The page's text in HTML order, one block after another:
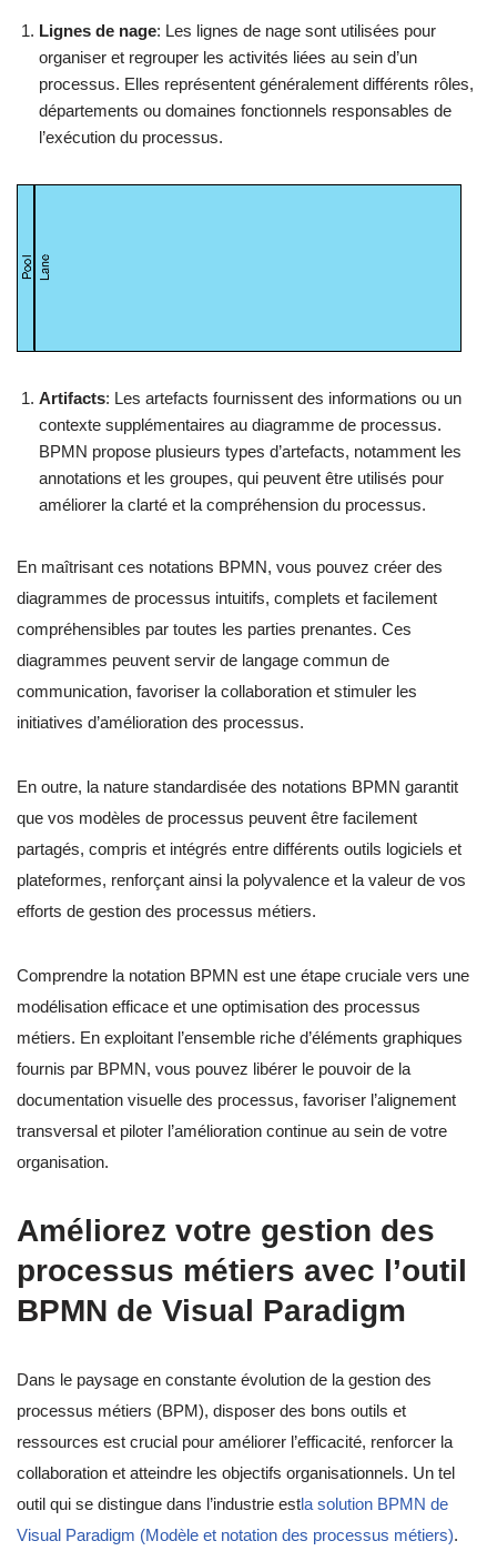
Lignes de nage: Les lignes de nage sont utilisées pour
organiser et regrouper les activités liées au sein d’un
processus. Elles représentent généralement différents rôles,
départements ou domaines fonctionnels responsables de
l’exécution du processus.
Artifacts: Les artefacts fournissent des informations ou un
contexte supplémentaires au diagramme de processus.
BPMN propose plusieurs types d’artefacts, notamment les
annotations et les groupes, qui peuvent être utilisés pour
améliorer la clarté et la compréhension du processus.
En maîtrisant ces notations BPMN, vous pouvez créer des
diagrammes de processus intuitifs, complets et facilement
compréhensibles par toutes les parties prenantes. Ces
diagrammes peuvent servir de langage commun de
communication, favoriser la collaboration et stimuler les
initiatives d’amélioration des processus.
En outre, la nature standardisée des notations BPMN garantit
que vos modèles de processus peuvent être facilement
partagés, compris et intégrés entre différents outils logiciels et
plateformes, renforçant ainsi la polyvalence et la valeur de vos
efforts de gestion des processus métiers.
Comprendre la notation BPMN est une étape cruciale vers une
modélisation efficace et une optimisation des processus
métiers. En exploitant l’ensemble riche d’éléments graphiques
fournis par BPMN, vous pouvez libérer le pouvoir de la
documentation visuelle des processus, favoriser l’alignement
transversal et piloter l’amélioration continue au sein de votre
organisation.
Améliorez votre gestion des
processus métiers avec l’outil
BPMN de Visual Paradigm
Dans le paysage en constante évolution de la gestion des
processus métiers (BPM), disposer des bons outils et
ressources est crucial pour améliorer l’efficacité, renforcer la
collaboration et atteindre les objectifs organisationnels. Un tel
outil qui se distingue dans l’industrie estla solution BPMN de
Visual Paradigm (Modèle et notation des processus métiers).